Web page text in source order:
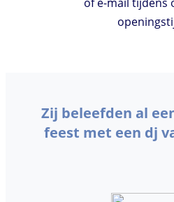
Zij beleefden al
feest met een dj